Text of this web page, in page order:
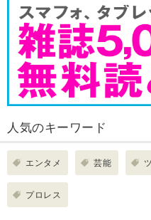
人気のキーワード
エンタメ 芸能
プロレス